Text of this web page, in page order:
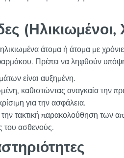
(Ηλικιωμένοι,
άτομα ή άτομα με
Πρέπει να ληφθούν
είναι αυξημένη.
καθιστώντας αναγκαία την
για την ασφάλεια.
τακτική παρακολούθηση των
του ασθενούς.